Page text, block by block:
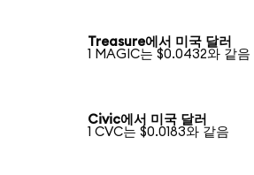
Treasure에서 미국 달러
1 MAGIC는 $0.0432와 같음
Civic에서 미국 달러
1 CVC는 $0.0183와 같음